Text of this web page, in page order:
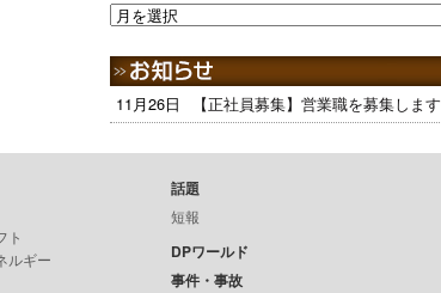
11月26日 【正社員募集】営業職を募集します
ト
ルギー
話題
短報
DPワールド
事件・事故